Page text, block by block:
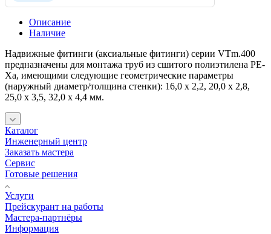
Описание
Наличие
Надвижные фитинги (аксиальные фитинги) серии VTm.400
предназначены для монтажа труб из сшитого полиэтилена PE-
Xa, имеющими следующие геометрические параметры
(наружный диаметр/толщина стенки): 16,0 x 2,2, 20,0 x 2,8,
25,0 x 3,5, 32,0 x 4,4 мм.
Каталог
Инженерный центр
Заказать мастера
Сервис
Готовые решения
Услуги
Прейскурант на работы
Мастера-партнёры
Информация